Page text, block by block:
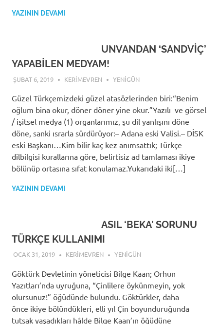
YAZININ DEVAMI
UNVANDAN ‘SANDVİÇ’
YAPABİLEN MEDYAM!
ŞUBAT 6, 2019 KERIMEVREN YENIGÜN
Güzel Türkçemizdeki güzel atasözlerinden biri:“Benim
oğlum bina okur, döner döner yine okur.”Yazılı ve görsel
/ işitsel medya (1) organlarımız, şu dil yanlışını döne
döne, sanki ısrarla sürdürüyor:– Adana eski Valisi.– DİSK
eski Başkanı…Kim bilir kaç kez anımsattık; Türkçe
dilbilgisi kurallarına göre, belirtisiz ad tamlaması ikiye
bölünüp ortasına sıfat konulamaz.Yukarıdaki iki[…]
YAZININ DEVAMI
ASIL ‘BEKA’ SORUNU
TÜRKÇE KULLANIMI
OCAK 31, 2019 KERIMEVREN YENIGÜN
Göktürk Devletinin yöneticisi Bilge Kaan; Orhun
Yazıtları’nda uyruğuna, “Çinlilere öykünmeyin, yok
olursunuz!” öğüdünde bulundu. Göktürkler, daha
önce ikiye bölündükleri, elli yıl Çin boyunduruğunda
tutsak yaşadıkları hâlde Bilge Kaan’ın öğüdüne